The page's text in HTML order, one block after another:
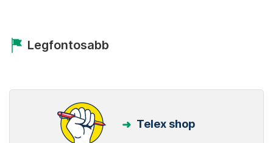
Legfontosabb
Telex shop